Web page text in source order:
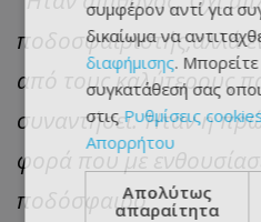
ποδοσφαιριστής,αλλά
από τους καλύτερους
συναντήσει. Ήταν η
φορά που με
ποδόσφαιρο”
συμφέρον αντί για
δικαίωμα να
διαφήμισης.
συγκατάθεσή σας
στιςΡυθμίσεις
Απορρήτου
Απολύτως
απαραίτητα